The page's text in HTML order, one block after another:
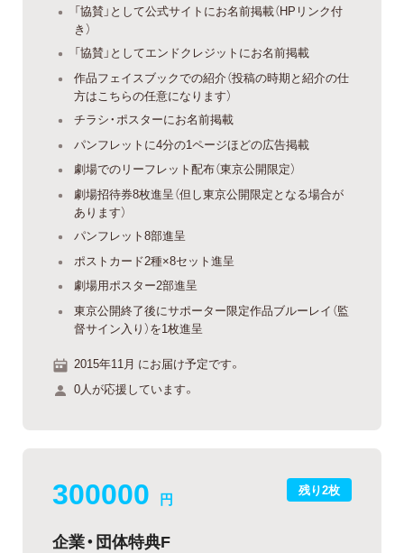
「協賛」として公式サイトにお名前掲載（HPリンク付
き）
「協賛」としてエンドクレジットにお名前掲載
作品フェイスブックでの紹介（投稿の時期と紹介の仕
方はこちらの任意になります）
チラシ・ポスターにお名前掲載
パンフレットに4分の1ページほどの広告掲載
劇場でのリーフレット配布（東京公開限定）
劇場招待券8枚進呈（但し東京公開限定となる場合が
あります）
パンフレット8部進呈
ポストカード2種×8セット進呈
劇場用ポスター2部進呈
東京公開終了後にサポーター限定作品ブルーレイ（監
督サイン入り）を1枚進呈
2015年11月 にお届け予定です。
0人が応援しています。
残り2枚
300000 円
企業・団体特典F